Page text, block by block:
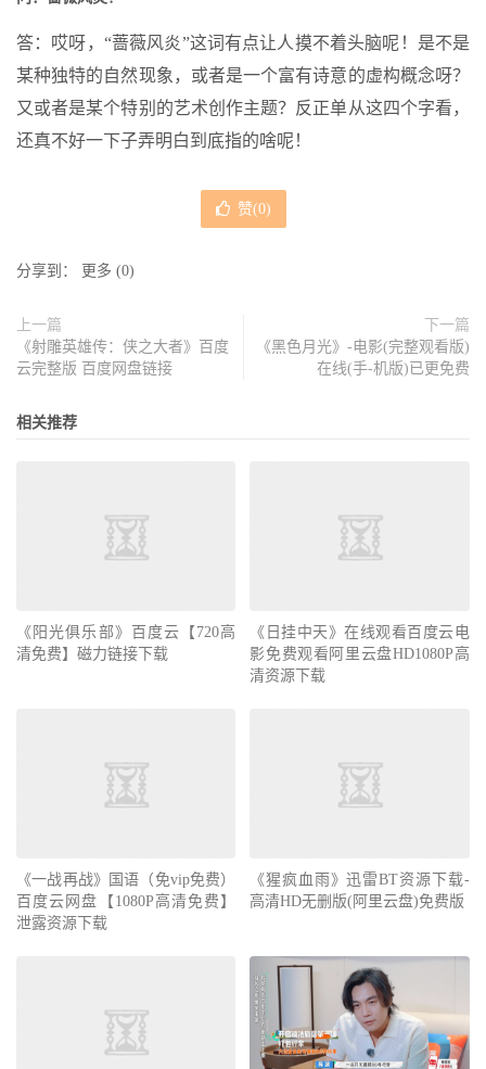
答：哎呀，“蔷薇风炎”这词有点让人摸不着头脑呢！是不是
某种独特的自然现象，或者是一个富有诗意的虚构概念呀？
又或者是某个特别的艺术创作主题？反正单从这四个字看，
还真不好一下子弄明白到底指的啥呢！
赞(0)
分享到： 更多 (0)
上一篇
《射雕英雄传：侠之大者》百度
云完整版 百度网盘链接
下一篇
《黑色月光》-电影(完整观看版)
在线(手-机版)已更免费
相关推荐
《阳光俱乐部》百度云【720高
清免费】磁力链接下载
《日挂中天》在线观看百度云电
影免费观看阿里云盘HD1080P高
清资源下载
《一战再战》国语（免vip免费）
百度云网盘【1080P高清免费】
泄露资源下载
《猩疯血雨》迅雷BT资源下载-
高清HD无删版(阿里云盘)免费版